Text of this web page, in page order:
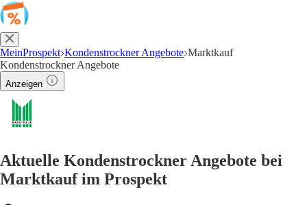
MeinProspekt Kondenstrockner Angebote Marktkauf
Kondenstrockner Angebote
Anzeigen
Aktuelle Kondenstrockner Angebote bei
Marktkauf im Prospekt